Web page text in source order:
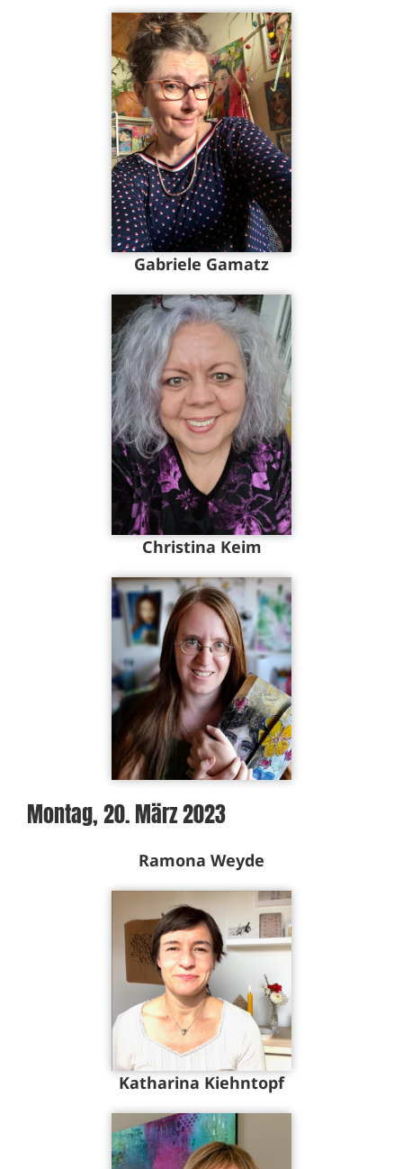
Gabriele Gamatz
Christina Keim
Montag, 20. März 2023
Ramona Weyde
Katharina Kiehntopf